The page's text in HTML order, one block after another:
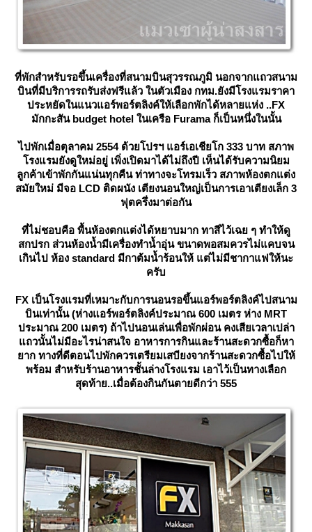
ที่พักสำหรับรอขึ้นเครื่องที่สนามบินสุวรรณภูมิ นอกจากแถวสนาม
บินที่มีบริการรถรับส่งฟรีแล้ว ในตัวเมือง กทม.ยังมีโรงแรมราคา
ประหยัดในแนวแอร์พอร์ตลิงค์ให้เลือกพักได้หลายแห่ง ..FX
มักกะสัน budget hotel ในเครือ Furama ก็เป็นหนึ่งในนั้น
ไปพักเมื่อตุลาคม 2554 ด้วยโปรฯ แอร์เอเชียโก 333 บาท สภาพ
รงแรมยังดูใหม่อยู่ เพิ่งเปิดมาได้ไม่ถึงปี เห็นได้รับความนิยม
ลูกค้าเข้าพักกันแน่นทุกคืน ท่าทางจะโทรมเร็ว สภาพห้องตกแต่ง
สมัยใหม่ มีจอ LCD ติดผนัง เตียงนอนใหญ่เป็นการเอาเตียงเล็ก 3
ฟุตครึ่งมาต่อกัน
ที่ไม่ชอบคือ พื้นห้องตกแต่งได้หยาบมาก ทาสีไว้เฉย ๆ ทำให้ดู
สกปรก ส่วนห้องน้ำมีเครื่องทำน้ำอุ่น ขนาดพอสมควรไม่แคบจน
เกินไป ห้อง standard มีกาต้มน้ำร้อนให้ แต่ไม่มีชากาแฟให้นะ
ครับ
FX เป็นโรงแรมที่เหมาะกับการนอนรอขึ้นแอร์พอร์ตลิงค์ไปสนาม
บินเท่านั้น (ห่างแอร์พอร์ตลิงค์ประมาณ 600 เมตร ห่าง MRT
ประมาณ 200 เมตร) ถ้าไปนอนเล่นเพื่อพักผ่อน คงเสียเวลาเปล่า
ถวนั้นไม่มีอะไรน่าสนใจ อาหารการกินและร้านสะดวกซื้อก็หา
าก ทางที่ดีตอนไปพักควรเตรียมเสบียงจากร้านสะดวกซื้อไปให้
พร้อม สำหรับร้านอาหารชั้นล่างโรงแรม เอาไว้เป็นทางเลือก
สุดท้าย..เมื่อต้องกินกันตายดีกว่า 555